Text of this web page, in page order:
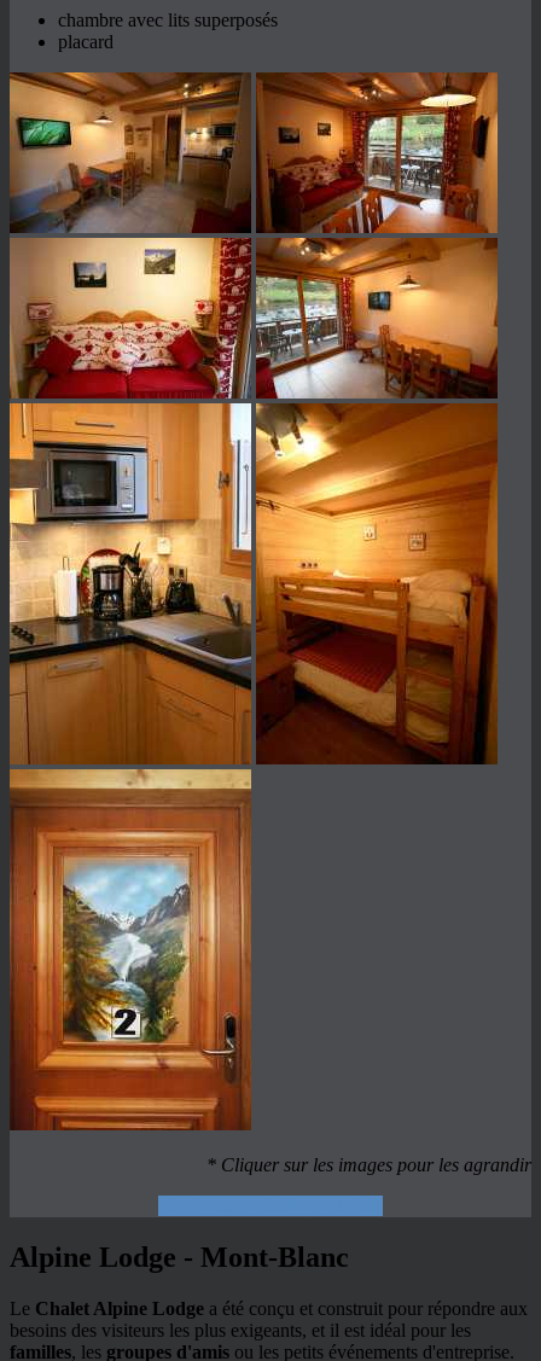
chambre avec lits superposés
placard
* Cliquer sur les images pour les agrandir
Alpine Lodge - Mont-Blanc
Le Chalet Alpine Lodge a été conçu et construit pour répondre aux
besoins des visiteurs les plus exigeants, et il est idéal pour les
familles, les groupes d'amis ou les petits événements d'entreprise.